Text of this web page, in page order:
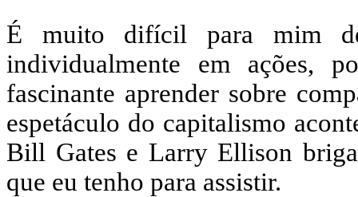
É muito difícil para mim
individualmente em ações,
fascinante aprender sobre
espetáculo do capitalismo
Bill Gates e Larry Ellison
que eu tenho para assistir.